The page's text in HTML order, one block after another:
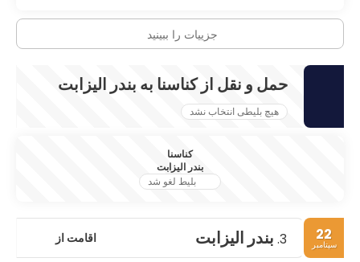
جزییات را ببینید
حمل و نقل از کناسنا به بندر الیزابت
هیچ بلیطی انتخاب نشد
کناسنا
بندر الیزابت
بلیط لغو شد
22
سپتامبر 3. بندر الیزابت اقامت از